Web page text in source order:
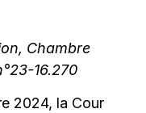
Chambre
16.270
2024, la Cour